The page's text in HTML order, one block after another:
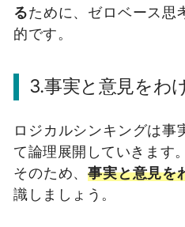
るために、ゼロベース思
的です。
3.事実と意見をわ
ロジカルシンキングは事
て論理展開していきます。
そのため、事実と意見を
識しましょう。